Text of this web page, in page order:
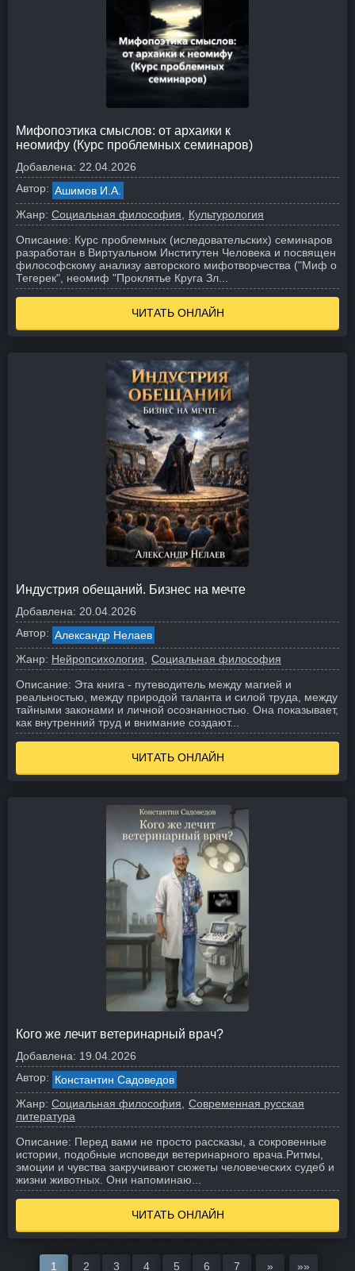
Мифопоэтика смыслов: от архаики к
неомифу (Курс проблемных семинаров)
Добавлена: 22.04.2026
Автор: Ашимов И.А.
Жанр: Социальная философия
Культурология
Описание: Курс проблемных (иследовательских) семинаров
разработан в Виртуальном Институтен Человека и посвящен
философскому анализу авторского мифотворчества ("Миф о
Тегерек", неомиф "Проклятье Круга Зл...
ЧИТАТЬ ОНЛАЙН
Индустрия обещаний. Бизнес на мечте
Добавлена: 20.04.2026
Автор: Александр Нелаев
Жанр: Нейропсихология
Социальная философия
Описание: Эта книга - путеводитель между магией и
реальностью, между природой таланта и силой труда, между
тайными законами и личной осознанностью. Она показывает,
как внутренний труд и внимание создают...
ЧИТАТЬ ОНЛАЙН
Кого же лечит ветеринарный врач?
Добавлена: 19.04.2026
Автор: Константин Садоведов
Жанр: Социальная философия
Современная русская
литература
Описание: Перед вами не просто рассказы, а сокровенные
истории, подобные исповеди ветеринарного врача. Ритмы,
эмоции и чувства закручивают сюжеты человеческих судеб и
жизни животных. Они напоминаю...
ЧИТАТЬ ОНЛАЙН
1 2 3 4 5 6 7 » »»